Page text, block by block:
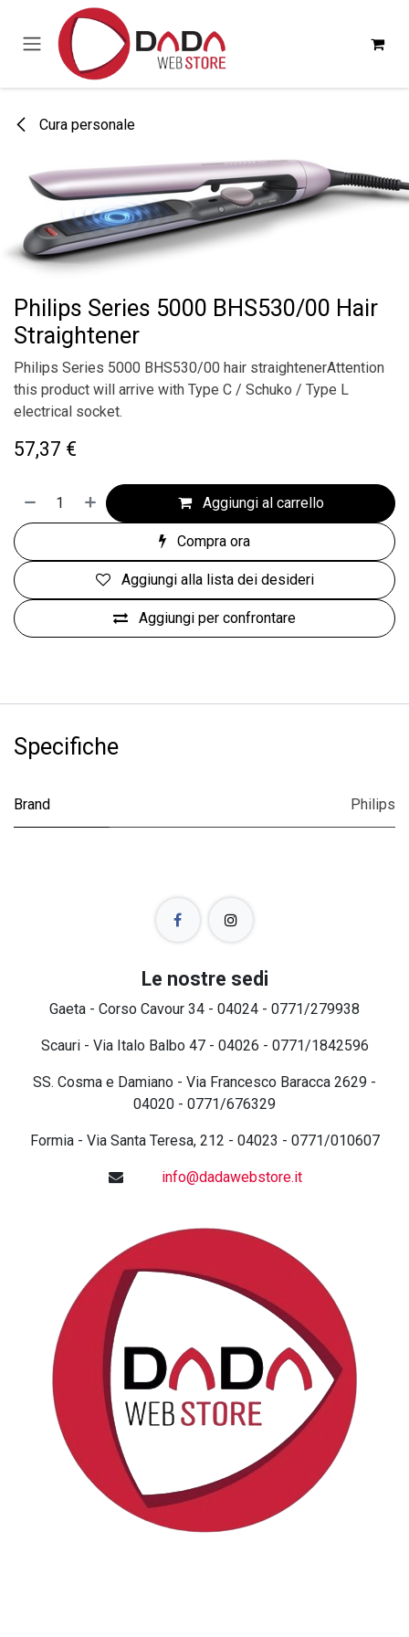
Passa al contenuto
Cura personale
Philips Series 5000 BHS530/00 Hair
Straightener
Philips Series 5000 BHS530/00 hair straightenerAttention
this product will arrive with Type C / Schuko / Type L
electrical socket.
57,37 €
Aggiungi al carrello
Compra ora
Aggiungi per confrontare
Aggiungi alla lista dei desideri
Specifiche
Brand Philips
Le nostre sedi
Gaeta - Corso Cavour 34 - 04024 - 0771/279938
Scauri - Via Italo Balbo 47 - 04026 - 0771/1842596
SS. Cosma e Damiano - Via Francesco Baracca 2629 -
04020 - 0771/676329
Formia - Via Santa Teresa, 212 - 04023 - 0771/010607
info@dadawebstore.it